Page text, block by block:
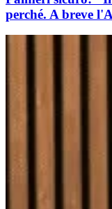
perché. A breve